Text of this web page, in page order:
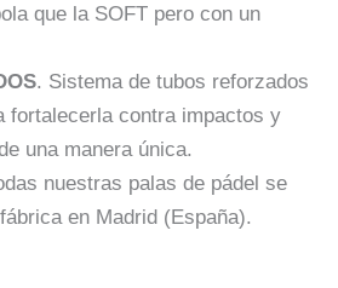
que la SOFT pero con un
. Sistema de tubos reforzados
fortalecerla contra impactos y
una manera única.
nuestras palas de pádel se
en Madrid (España).